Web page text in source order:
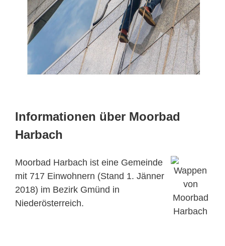
Informationen über Moorbad
Harbach
Moorbad Harbach ist eine Gemeinde
mit 717 Einwohnern (Stand 1. Jänner
2018) im Bezirk Gmünd in
Niederösterreich.